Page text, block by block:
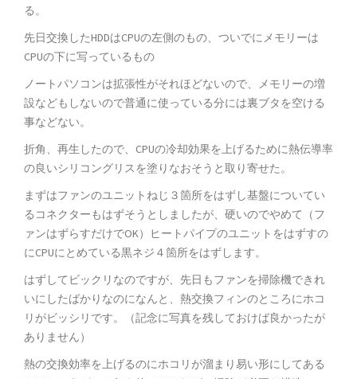
る。
先日交換したHDDはCPUの左側のもの、ついでにメモリーは
CPUの下に写っているもの
ノートパソコンは拡張性がそれほどないので、メモリーの増
設などもしないので普通に使っている分には裏ブタを空ける
事などない。
折角、再生したので、CPUの冷却効果を上げるために熱伝導率
の良いシリコングリスを塗りなおそうと取り寄せた。
まずはファンのユニットねじ３箇所をはずし基盤についてい
るコネクターもはずそうとしましたが、硬いのでやめて（フ
ァンはずらすだけでOK）ヒートパイプのユニットをはずすの
にCPUにとめている黒ネジ４箇所をはずします。
はずしてビックリなのですが、先日もファンを掃除機できれ
いにしたばかりなのになんと、熱交換フィンのところにホコ
リがビッシリです。（記念に写真を残しておけば良かったが
ありません）
熱の交換効率を上げるのにホコリが溜まり易い形にしてある